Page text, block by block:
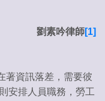
劉素吟律師[1]
資訊落差，需要彼
安排人員職務，勞工